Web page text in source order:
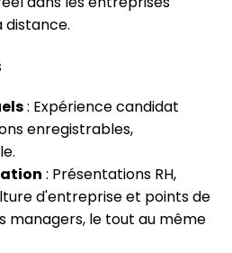
distance.
: Expérience candidat
enregistrables,
: Présentations RH,
d'entreprise et points de
managers, le tout au même